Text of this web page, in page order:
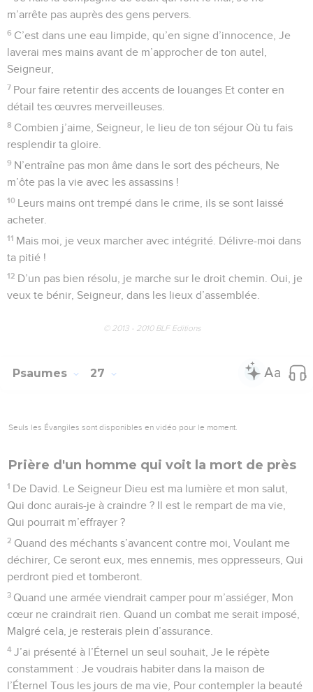
ta bonté, ne m’oublie pas, Seigneur.
8 Oui, l’Éternel est bon, C’est pourquoi il indique aux égarés
la voie.
9 Il sait guider les humbles dans la voie droite, Il montre aux
malheureux le bon chemin.
10 Tous les sentiers de Dieu sont grâce et vérité Pour ceux
qui gardent son alliance et ses statuts.
11 Pour l’amour de ton nom, Seigneur, Pardonne mon péché,
car il est grand.
12 À l’homme qui craint le Seigneur, Dieu montrera la voie
qu’il doit choisir,
13 Et il reposera dans le bonheur. Ses descendants prendront
possession du pays.
14 L’intimité de Dieu est pour ceux qui le craignent, Et son
alliance est là pour les instruire.
15 Mes yeux sont constamment tournés vers le Seigneur Car
Regarde-moi, Seigneur, et prends pitié de moi, Car je suis
17 Mon cœur est angoissé, Délivre-moi de mes tourments.
19 Oh ! vois combien mes ennemis sont en grand nombre Et
20 Garde mon âme, délivre-moi, Je cherche en toi un sûr
refuge, Ne déçois pas ma confiance.
21 Que l’innocence et la droiture me sauvegardent Puisque
j’espère, Seigneur, en toi.
22 Rachète, ô Dieu, (ton peuple d’) Israël de tous ses maux.
© 2013 - 2010 BLF Editions
Psaumes 26
Seuls les Évangiles sont disponibles en vidéo pour le moment.